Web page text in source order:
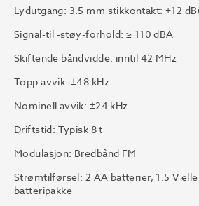
Lydutgang: 3.5 mm stikkontakt: +12
Signal-til -støy-forhold: ≥ 110 dBA
Skiftende båndvidde: inntil 42 MHz
Topp avvik: ±48 kHz
Nominell avvik: ±24 kHz
Driftstid: Typisk 8 t
Modulasjon: Bredbånd FM
Strømtilførsel: 2 AA batterier, 1.5 V
batteripakke